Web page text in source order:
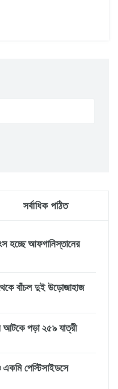
সর্বাধিক পঠিত
হচ্ছে আফগানিস্তানের
বাঁচল দুই উড়োজাহাজ
আটকে পড়া ২৫৯ যাত্রী
একমি পেস্টিসাইডসে